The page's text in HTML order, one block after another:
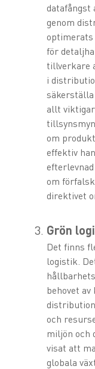
datafångst
genom
optimerats
för
tillverkare
i
allt
om
effektiv
om
direktivet
Grön
Det finns
logistik.
behovet
och
miljön och
visat att
globala